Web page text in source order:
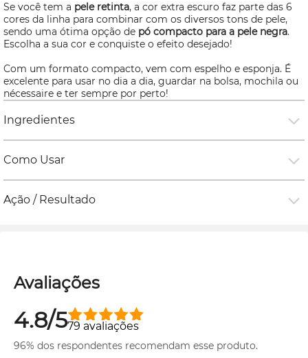
Se você tem a pele retinta, a cor extra escuro faz parte das 6
cores da linha para combinar com os diversos tons de pele,
sendo uma ótima opção de pó compacto para a pele negra.
Escolha a sua cor e conquiste o efeito desejado!
Com um formato compacto, vem com espelho e esponja. É
excelente para usar no dia a dia, guardar na bolsa, mochila ou
nécessaire e ter sempre por perto!
Ingredientes
Como Usar
Ação / Resultado
Avaliações
4.8/579 avaliações
96% dos respondentes recomendam esse produto.